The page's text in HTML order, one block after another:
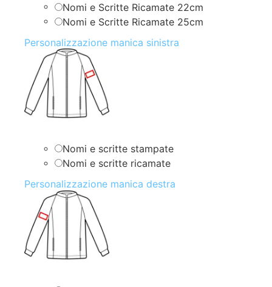
Nomi e Scritte Ricamate 22cm
Nomi e Scritte Ricamate 25cm
Personalizzazione manica sinistra
Nomi e scritte stampate
Nomi e scritte ricamate
Personalizzazione manica destra